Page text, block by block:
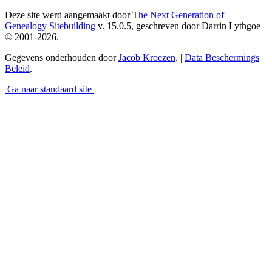
Deze site werd aangemaakt doorThe Next Generation of
Genealogy Sitebuilding v. 15.0.5, geschreven door Darrin Lythgoe
© 2001-2026.
Gegevens onderhouden doorJacob Kroezen. | Data Beschermings
Beleid.
Ga naar standaard site